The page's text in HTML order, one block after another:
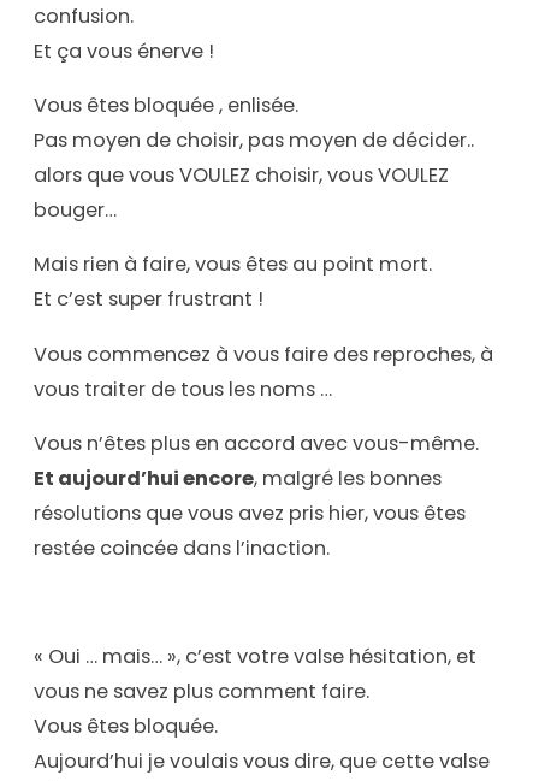
confusion.
Et ça vous énerve !
Vous êtes bloquée , enlisée.
Pas moyen de choisir, pas moyen de décider..
alors que vous VOULEZ choisir, vous VOULEZ
bouger…
Mais rien à faire, vous êtes au point mort.
Et c’est super frustrant !
Vous commencez à vous faire des reproches, à
vous traiter de tous les noms …
Vous n’êtes plus en accord avec vous-même.
Et aujourd’hui encore, malgré les bonnes
résolutions que vous avez pris hier, vous êtes
restée coincée dans l’inaction.
« Oui … mais… », c’est votre valse hésitation, et
vous ne savez plus comment faire.
Vous êtes bloquée.
Aujourd’hui je voulais vous dire, que cette valse